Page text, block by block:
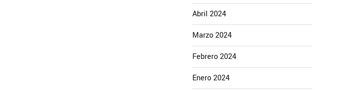
Abril 2024
Marzo 2024
Febrero 2024
Enero 2024